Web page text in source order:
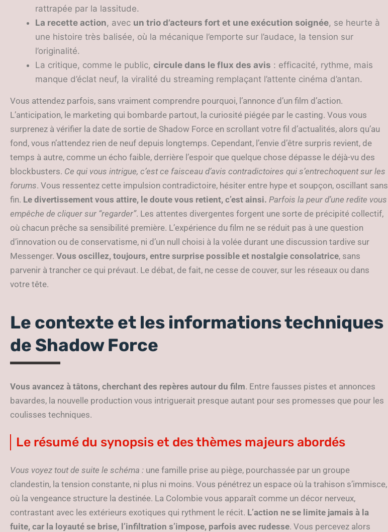
rattrapée par la lassitude.
La recette action, avec un trio d’acteurs fort et une exécution soignée, se heurte à
une histoire très balisée, où la mécanique l’emporte sur l’audace, la tension sur
l’originalité.
La critique, comme le public, circule dans le flux des avis : efficacité, rythme, mais
manque d’éclat neuf, la viralité du streaming remplaçant l’attente cinéma d’antan.
Vous attendez parfois, sans vraiment comprendre pourquoi, l’annonce d’un film d’action.
L’anticipation, le marketing qui bombarde partout, la curiosité piégée par le casting. Vous vous
surprenez à vérifier la date de sortie de Shadow Force en scrollant votre fil d’actualités, alors qu’au
fond, vous n’attendez rien de neuf depuis longtemps. Cependant, l’envie d’être surpris revient, de
temps à autre, comme un écho faible, derrière l’espoir que quelque chose dépasse le déjà-vu des
blockbusters. Ce qui vous intrigue, c’est ce faisceau d’avis contradictoires qui s’entrechoquent sur les
forums. Vous ressentez cette impulsion contradictoire, hésiter entre hype et soupçon, oscillant sans
fin. Le divertissement vous attire, le doute vous retient, c’est ainsi. Parfois la peur d’une redite vous
empêche de cliquer sur “regarder”. Les attentes divergentes forgent une sorte de précipité collectif,
où chacun prêche sa sensibilité première. L’expérience du film ne se réduit pas à une question
d’innovation ou de conservatisme, ni d’un null choisi à la volée durant une discussion tardive sur
Messenger. Vous oscillez, toujours, entre surprise possible et nostalgie consolatrice, sans
parvenir à trancher ce qui prévaut. Le débat, de fait, ne cesse de couver, sur les réseaux ou dans
votre tête.
Le contexte et les informations techniques
de Shadow Force
Vous avancez à tâtons, cherchant des repères autour du film. Entre fausses pistes et annonces
bavardes, la nouvelle production vous intriguerait presque autant pour ses promesses que pour les
coulisses techniques.
Le résumé du synopsis et des thèmes majeurs abordés
Vous voyez tout de suite le schéma : une famille prise au piège, pourchassée par un groupe
clandestin, la tension constante, ni plus ni moins. Vous pénétrez un espace où la trahison s’immisce,
où la vengeance structure la destinée. La Colombie vous apparaît comme un décor nerveux,
contrastant avec les extérieurs exotiques qui rythment le récit. L’action ne se limite jamais à la
fuite, car la loyauté se brise, l’infiltration s’impose, parfois avec rudesse. Vous percevez alors